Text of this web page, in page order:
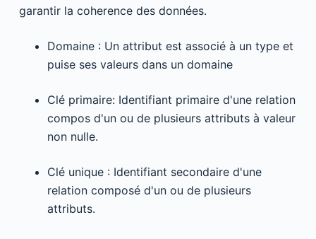
garantir la coherence des données.
Domaine : Un attribut est associé à un type et
puise ses valeurs dans un domaine
Clé primaire: Identifiant primaire d'une relation
compos d'un ou de plusieurs attributs à valeur
non nulle.
Clé unique : Identifiant secondaire d'une
relation composé d'un ou de plusieurs
attributs.